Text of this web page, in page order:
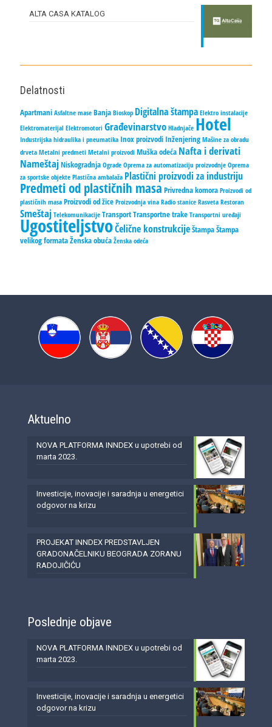
ALTA CASA KATALOG
Delatnosti
Apartmani Asfaltne mase Banja Bioskop Digitalna štampa Elektro instalacije
Elektromaterijal Elektromotori Građevinarstvo Hladnjače Hotel
Industrijska hidraulika i pneumatika Inox proizvodi Inženjering Mašine za obradu
drveta Metalni predmeti Metalni proizvodi Muška odeća Nafta i derivati
NameštajNiskogradnja Ograde Oprema za automatizaciju proizvodnje Oprema
za sportske objekte Plastična ambalaža Plastični proizvodi za industriju
Predmeti od plastičnih masa Privredna komora Proizvodi od
plastičnih masa Proizvodi od žice Proizvodnja vina Radio stanice Rasveta Restoran
Smeštaj Telekomunikacije TransportTransportne trake Transportni uređaji
UgostiteljstvoČelične konstrukcijeŠtampaŠtampa
velikog formataŽenska obuća Ženska odeća
Aktuelno
NOVA PLATFORMA INNDEX u upotrebi od
marta 2023.
Investicije, inovacije i saradnja u energetici
odgovor na krizu
PROJEKAT INNDEX PREDSTAVLJEN
GRADONAČELNIKU BEOGRADA ZORANU
RADOJIČIĆU
Poslednje objave
NOVA PLATFORMA INNDEX u upotrebi od
marta 2023.
Investicije, inovacije i saradnja u energetici
odgovor na krizu